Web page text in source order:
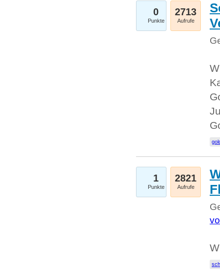
0
Punkte
2713
Aufrufe
1
Punkte
2821
Aufrufe